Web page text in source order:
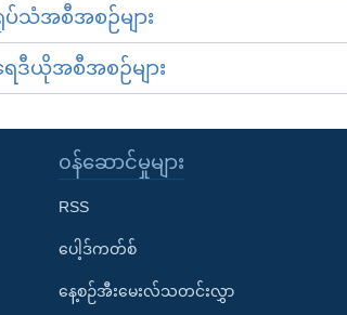
ပ်သံအစီအစဉ်များ
ေဒီယိုအစီအစဉ်များ
၀န်ဆောင်မှုများ
RSS
ပေါ့ဒ်ကတ်စ်
နေ့စဉ်အီးမေးလ်သတင်းလွှာ